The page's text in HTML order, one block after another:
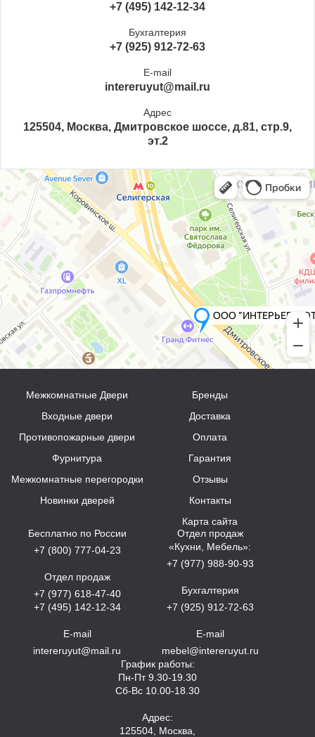
+7 (495) 142-12-34
Бухгалтерия
+7 (925) 912-72-63
E-mail
intereruyut@mail.ru
Адрес
125504, Москва, Дмитровское шоссе, д.81, стр.9,
эт.2
Межкомнатные Двери
Входные двери
Противопожарные двери
Фурнитура
Межкомнатные перегородки
Новинки дверей
Бренды
Доставка
Оплата
Гарантия
Отзывы
Контакты
Карта сайта
Бесплатно по России
+7 (800) 777-04-23
Отдел продаж
+7 (977) 618-47-40
+7 (495) 142-12-34
E-mail
intereruyut@mail.ru
Отдел продаж
«Кухни, Мебель»:
+7 (977) 988-90-93
Бухгалтерия
+7 (925) 912-72-63
E-mail
mebel@intereruyut.ru
График работы:
Пн-Пт 9.30-19.30
Сб-Вс 10.00-18.30
Адрес:
125504, Москва,